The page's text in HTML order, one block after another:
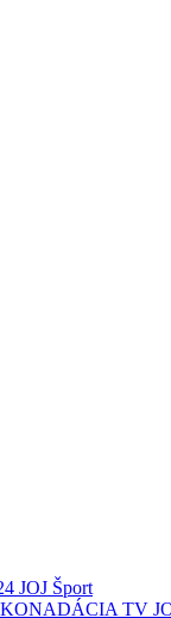
JOJ Šport
NADÁCIA TV